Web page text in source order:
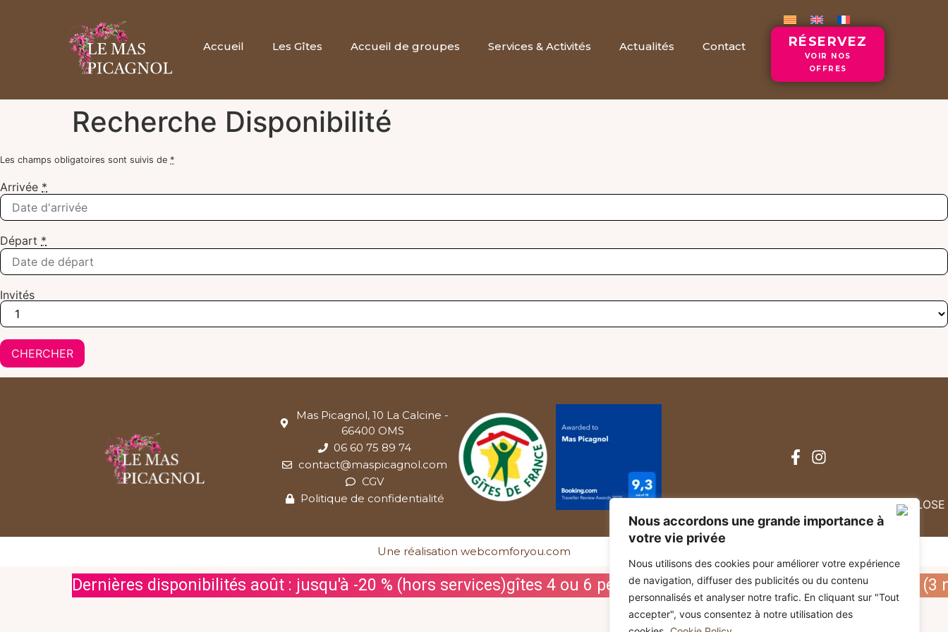
Nous accordons une grande importance à
votre vie privée
Nous utilisons des cookies pour améliorer votre expérience
de navigation, diffuser des publicités ou du contenu
personnalisés et analyser notre trafic. En cliquant sur "Tout
accepter", vous consentez à notre utilisation des
Accueil Les Gîtes Accueil de groupes Services & Activités Actualités Contact RÉSERVEZ
VOIR NOS
OFFRES
Recherche Disponibilité
Les champs obligatoires sont suivis de *
Arrivée *
Départ *
Invités
Mas Picagnol, 10 La Calcine -
66400 OMS
06 60 75 89 74
contact@maspicagnol.com
CGV
Politique de confidentialité
Une réalisation webcomforyou.com
Dernières disponibilités août : jusqu'à -20 % (hors services)gîtes 4 ou 6 personnesavec le code promo 15DERMIN26 (3